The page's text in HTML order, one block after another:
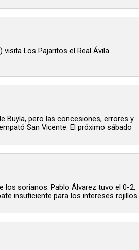
Los Pajaritos el Real Ávila. ...
Buyla, pero las concesiones, errores y
San Vicente. El próximo sábado
los sorianos. Pablo Álvarez tuvo el 0-2,
insuficiente para los intereses rojillos.